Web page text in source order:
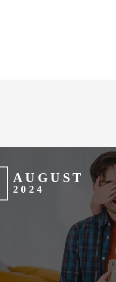
AUGUST
2024